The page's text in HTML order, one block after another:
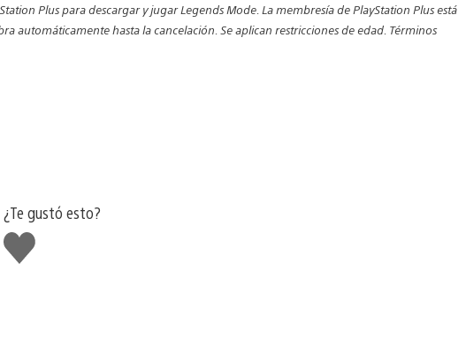
Plus para descargar y jugar Legends Mode. La membresía de PlayStation Plus está
automáticamente hasta la cancelación. Se aplican restricciones de edad. Términos
¿Te gustó esto?
Me
gusta